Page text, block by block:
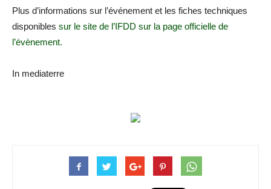
Plus d’informations sur l’événement et les fiches techniques
disponibles sur le site de l’IFDD sur la page officielle de
l’évènement.
In mediaterre